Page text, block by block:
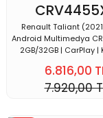
Renault Taliant
Android Multimedya
2GB/32GB | CarPlay |
6.816,00
7.920,00